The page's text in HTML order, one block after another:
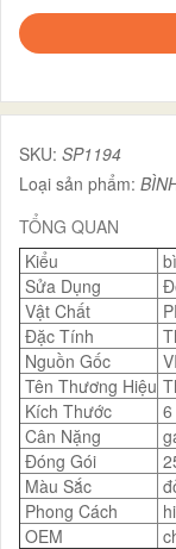
SKU: SP1194
Loại sản phẩm:
TỔNG QUAN
Kiểu
Sửa Dụng
Vật Chất
Đặc Tính
Nguồn Gốc
Tên Thương Hiệu
Kích Thước
Cân Nặng
Đóng Gói
Màu Sắc
Phong Cách
OEM